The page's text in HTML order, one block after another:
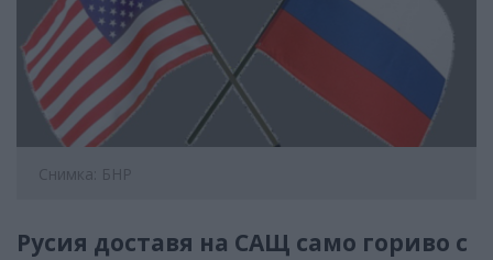
Снимка: БНР
Русия доставя на САЩ само гориво с